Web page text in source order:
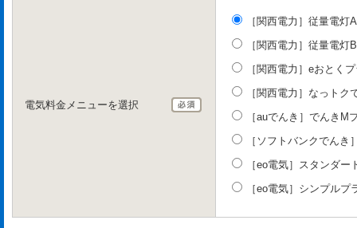
電気料金メニューを選択
［関西電力］従量電灯A
［関西電力］従量電灯B
［関西電力］eおとく
［関西電力］なっトク
［auでんき］でんきM
［ソフトバンクでん
［eo電気］スタンダ
［eo電気］シンプル